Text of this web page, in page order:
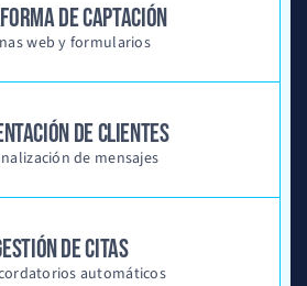
DE CAPTACIÓN
web y formularios
DE CLIENTES
de mensajes
DE CITAS
automáticos